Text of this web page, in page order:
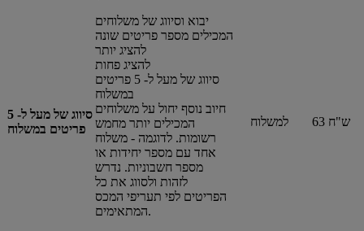
סיווג של מעל ל- 5
פריטים במשלוח
יבוא וסיווג של משלוחים
המכילים מספר פריטים שונה
להציג יותר
להציג פחות
סיווג של מעל ל- 5 פריטים
במשלוח
חיוב נוסף יחול על משלוחים
המכילים יותר מחמש
רשומות. לדוגמה - משלוח
אחד עם מספר יחידות או
מספר חשבוניות. נדרש
לזהות ולסווג את כל
הפריטים לפי תעריפי המכס
המתאימים.
למשלוח 63 ש"ח